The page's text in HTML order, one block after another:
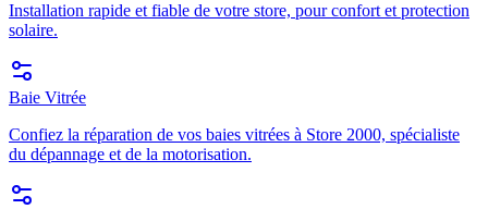
Installation rapide et fiable de votre store, pour confort et protection
solaire.
Baie Vitrée
Confiez la réparation de vos baies vitrées à Store 2000, spécialiste
du dépannage et de la motorisation.